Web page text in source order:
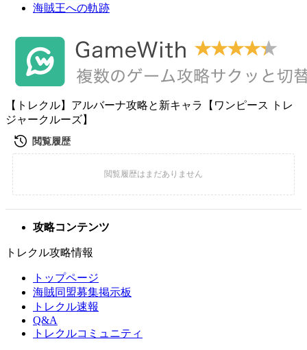
海賊王への軌跡
【トレクル】アルバーナ攻略と新キャラ【ワンピース トレ
ジャークルーズ】
攻略コンテンツ
トレクル攻略情報
トップページ
海賊同盟募集掲示板
トレクル速報
Q&A
トレクルコミュニティ